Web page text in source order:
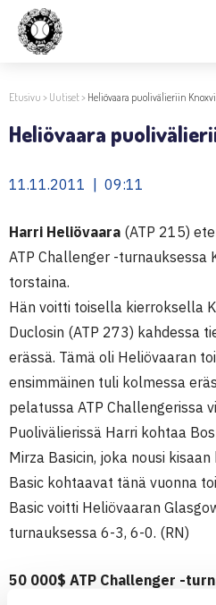
Etusivu > Uutiset> Heliövaara puolivälieriin
Heliövaara
11.11.2011 | 09:11
Harri Heliövaara (ATP 215)
ATP Challenger -turnauksessa
torstaina.
Hän voitti toisella kierroksella
Duclosin (ATP 273) kahdessa
erässä. Tämä oli Heliövaaran
ensimmäinen tuli kolmessa
pelatussa ATP Challengerissa
Puolivälierissä Harri kohtaa
Mirza Basicin, joka nousi
Basic kohtaavat tänä vuonna
Basic voitti Heliövaaran
turnauksessa 6-3, 6-0. (RN)
50 000$ ATP Challenger -